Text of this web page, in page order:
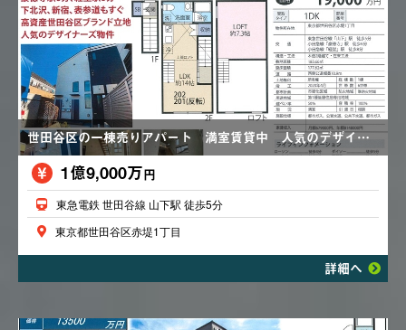
世田谷区の一棟売りアパート 満室賃貸中 人気のデザイナーズ物件 全６世帯
1億9,000万円
東急電鉄 世田谷線 山下駅 徒歩5分
東京都世田谷区赤堤1丁目
詳細へ